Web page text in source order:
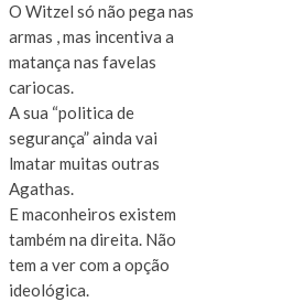
O Witzel só não pega nas
armas , mas incentiva a
matança nas favelas
cariocas.
A sua “politica de
segurança” ainda vai
lmatar muitas outras
Agathas.
E maconheiros existem
também na direita. Não
tem a ver com a opção
ideológica.